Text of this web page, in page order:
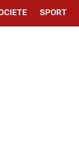
SPORT